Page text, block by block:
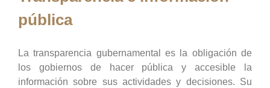
pública
La transparencia gubernamental es la obligación de
los gobiernos de hacer pública y accesible la
información sobre sus actividades y decisiones. Su